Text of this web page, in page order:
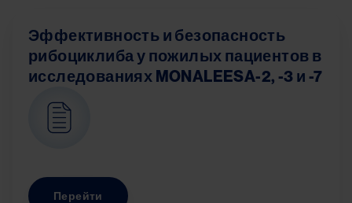
Эффективность и безопасность
рибоциклиба у пожилых пациентов в
исследованиях MONALEESA-2, -3 и -7
Перейти